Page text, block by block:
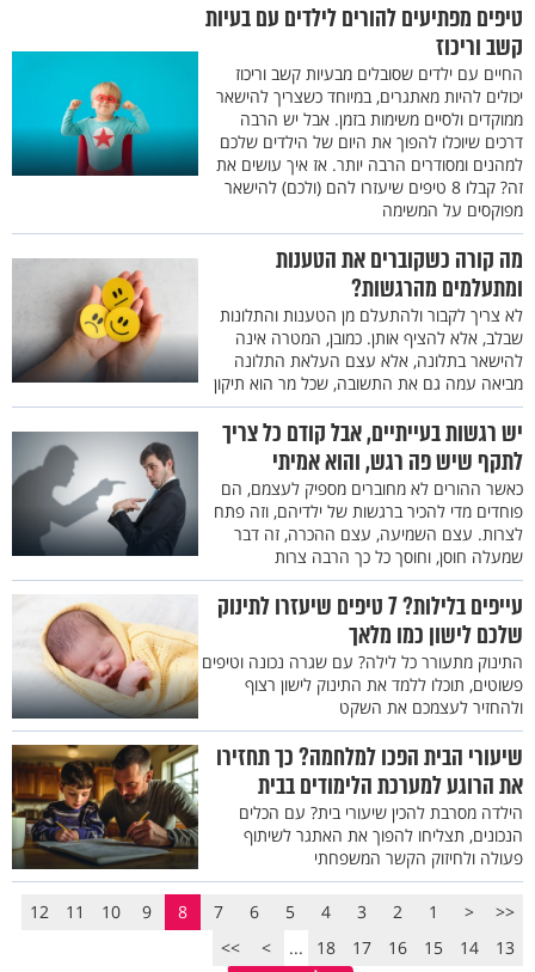
טיפים מפתיעים להורים לילדים עם בעיות
קשב וריכוז
החיים עם ילדים שסובלים מבעיות קשב וריכוז
יכולים להיות מאתגרים, במיוחד כשצריך להישאר
ממוקדים ולסיים משימות בזמן. אבל יש הרבה
דרכים שיוכלו להפוך את היום של הילדים שלכם
למהנים ומסודרים הרבה יותר. אז איך עושים את
זה? קבלו 8 טיפים שיעזרו להם (ולכם) להישאר
מפוקסים על המשימה
מה קורה כשקוברים את הטענות
ומתעלמים מהרגשות?
לא צריך לקבור ולהתעלם מן הטענות והתלונות
שבלב, אלא להציף אותן. כמובן, המטרה אינה
להישאר בתלונה, אלא עצם העלאת התלונה
מביאה עמה גם את התשובה, שכל מר הוא תיקון
יש רגשות בעייתיים, אבל קודם כל צריך
לתקף שיש פה רגש, והוא אמיתי
כאשר ההורים לא מחוברים מספיק לעצמם, הם
פוחדים מדי להכיר ברגשות של ילדיהם, וזה פתח
לצרות. עצם השמיעה, עצם ההכרה, זה דבר
שמעלה חוסן, וחוסך כל כך הרבה צרות
עייפים בלילות? 7 טיפים שיעזרו לתינוק
שלכם לישון כמו מלאך
התינוק מתעורר כל לילה? עם שגרה נכונה וטיפים
פשוטים, תוכלו ללמד את התינוק לישון רצוף
ולהחזיר לעצמכם את השקט
שיעורי הבית הפכו למלחמה? כך תחזירו
את הרוגע למערכת הלימודים בבית
הילדה מסרבת להכין שיעורי בית? עם הכלים
הנכונים, תצליחו להפוך את האתגר לשיתוף
פעולה ולחיזוק הקשר המשפחתי
<<
<
1
2
3
4
5
6
7
8
9
10
11
12
13
14
15
16
17
18
...
>
>>